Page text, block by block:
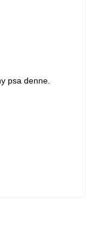
psa denne.